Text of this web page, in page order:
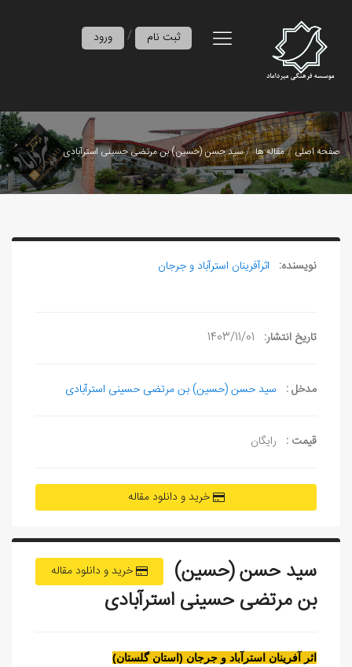
ورود / ثبت نام
صفحه اصلی مقاله ها سيد حسن (حسين) بن مرتضی حسينی استرآبادی
نویسنده: اثرآفرينان استرآباد و جرجان
تاریخ انتشار: 1403/11/01
مدخل : سید حسن (حسین) بن مرتضی حسینی استرآبادی
قیمت : رایگان
خرید و دانلود مقاله
خرید و دانلود مقاله
سيد حسن (حسين)
بن مرتضی حسينی استرآبادی
اثر آفرينان استرآباد و جرجان (استان گلستان)